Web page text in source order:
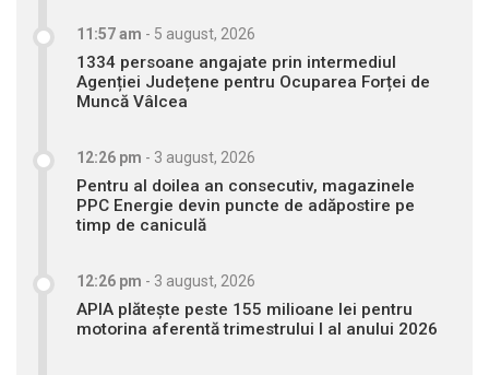
11:57 am - 5 august, 2026
1334 persoane angajate prin intermediul
Agenției Județene pentru Ocuparea Forței de
Muncă Vâlcea
12:26 pm - 3 august, 2026
Pentru al doilea an consecutiv, magazinele
PPC Energie devin puncte de adăpostire pe
timp de caniculă
12:26 pm - 3 august, 2026
APIA plătește peste 155 milioane lei pentru
motorina aferentă trimestrului I al anului 2026